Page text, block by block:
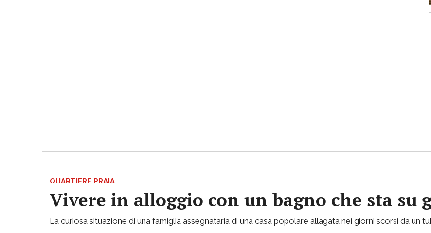
QUARTIERE PRAIA
Vivere in alloggio con un bagno che sta su
La curiosa situazione di una famiglia assegnataria di una casa popolare allagata nei giorni scorsi da un